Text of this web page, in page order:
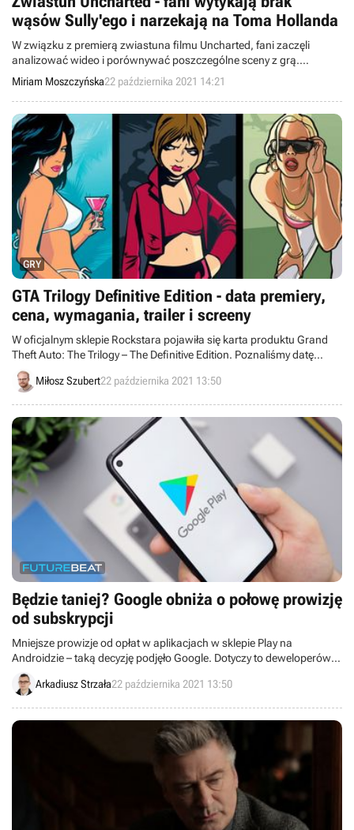
wąsów Sully'ego i narzekają na Toma Hollanda
W związku z premierą zwiastuna filmu Uncharted, fani zaczęli
analizować wideo i porównywać poszczególne sceny z grą.
Podobieństw jest wiele, ale niekonieczne takich, jakie społeczność
chce widzieć.
Miriam Moszczyńska22 października 2021 14:21
GRY
GTA Trilogy Definitive Edition - data premiery,
cena, wymagania, trailer i screeny
W oficjalnym sklepie Rockstara pojawiła się karta produktu Grand
Theft Auto: The Trilogy – The Definitive Edition. Poznaliśmy datę
premiery, wymagania sprzętowe oraz cenę pakietu. Pojawił się także
trailer i screeny.
Miłosz Szubert22 października 2021 13:50
Będzie taniej? Google obniża o połowę prowizję
od subskrypcji
Mniejsze prowizje od opłat w aplikacjach w sklepie Play na
Androidzie – taką decyzję podjęło Google. Dotyczy to deweloperów,
ale mogą na tym skorzystać także klienci.
Arkadiusz Strzała22 października 2021 13:50